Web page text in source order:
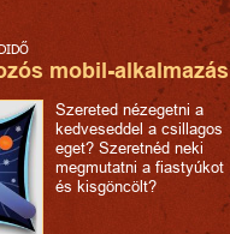
mobil-alkalmazás
Szereted nézegetni a
kedveseddel a csillagos
eget? Szeretnéd neki
megmutatni a fiastyúkot
és kisgöncölt?